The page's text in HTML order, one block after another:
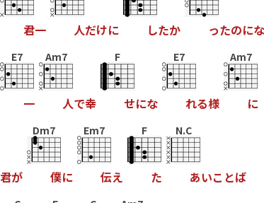
君一 人だけに したか ったのにな
E7
一
Am7
人で幸
F
せにな
E7
れる様
Am7
に
君が
Dm7
僕に
Em7
伝え
F
た
N.C
あいこ とば